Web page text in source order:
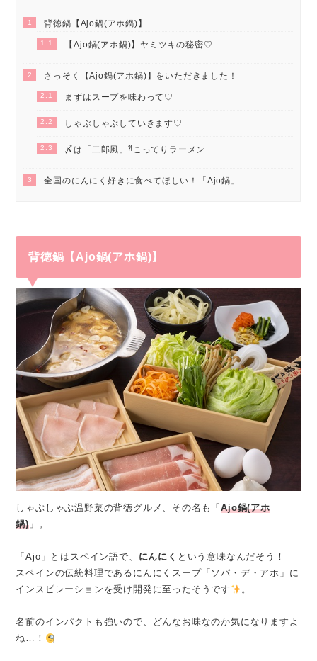
1 背徳鍋【Ajo鍋(アホ鍋)】
1.1 【Ajo鍋(アホ鍋)】ヤミツキの秘密♡
2 さっそく【Ajo鍋(アホ鍋)】をいただきました！
2.1 まずはスープを味わって♡
2.2 しゃぶしゃぶしていきます♡
2.3 〆は「二郎風」⁈こってりラーメン
3 全国のにんにく好きに食べてほしい！「Ajo鍋」
背徳鍋【Ajo鍋(アホ鍋)】
しゃぶしゃぶ温野菜の背徳グルメ、その名も「Ajo鍋(アホ
鍋) 」。
「Ajo」とはスペイン語で、 にんにく という意味なんだそう！
スペインの伝統料理であるにんにくスープ「ソパ・デ・アホ」に
インスピレーションを受け開発に至ったそうです
。
名前のインパクトも強いので、どんなお味なのか気になりますよ
ね…！